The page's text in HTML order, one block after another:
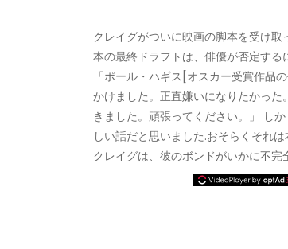
クレイグがついに映画の脚本を受け
本の最終ドラフトは、俳優が否定す
「ポール・ハギス[オスカー受賞作品
かけました。正直嫌いになりたかっ
きました。頑張ってください。」 し
しい話だと思いました.おそらくそれ
クレイグは、彼のボンドがいかに不